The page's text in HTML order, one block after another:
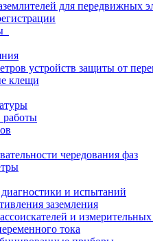
для передвижных
устройств защиты от
клещи
работы
чередования фаз
и испытаний
заземления
и
тока